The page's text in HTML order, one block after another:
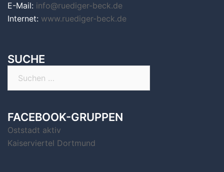
E-Mail: info@ruediger-beck.de
Internet: www.ruediger-beck.de
SUCHE
FACEBOOK-GRUPPEN
Oststadt aktiv
Kaiserviertel Dortmund